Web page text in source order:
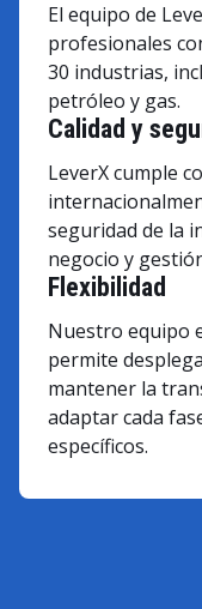
El equipo de
profesionales
30 industrias,
petróleo y gas.
Calidad y
LeverX cumple
seguridad de la
negocio y
Flexibilidad
Nuestro equipo
permite
mantener la
adaptar cada
específicos.